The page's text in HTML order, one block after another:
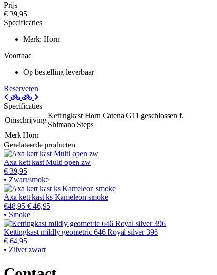
Prijs
€ 39,95
Specificaties
Merk: Horn
Voorraad
Op bestelling leverbaar
Reserveren
Specificaties
Omschrijving
Kettingkast Horn Catena G11 geschlossen f.
Shimano Steps
MerkHorn
Gerelateerde producten
Axa kett kast Multi open zw
€ 39,95
• Zwart/smoke
Axa kett kast ks Kameleon smoke
€48,95 € 46,95
• Smoke
Kettingkast mildly geometric 646 Royal silver 396
€ 64,95
• Zilver|zwart